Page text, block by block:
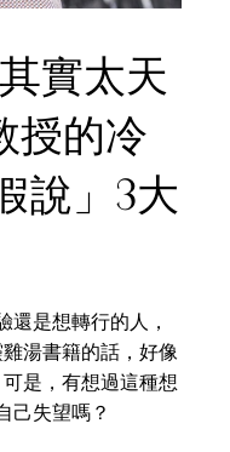
實太天
授的冷
說」3大
還是想轉行的人，
湯書籍的話，好像
是，有想過這種想
己失望嗎？